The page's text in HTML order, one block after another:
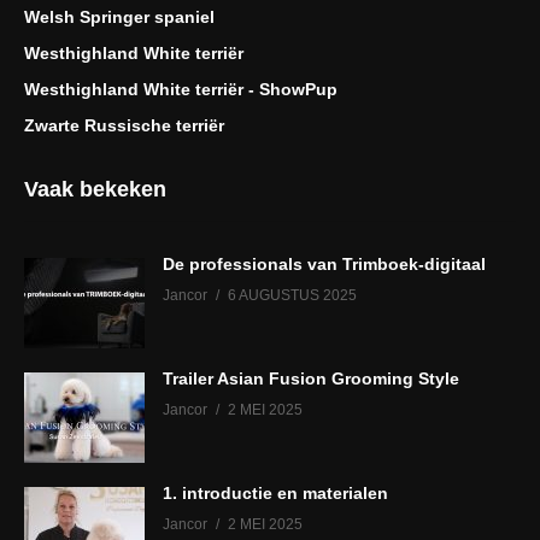
Welsh Springer spaniel
Westhighland White terriër
Westhighland White terriër - ShowPup
Zwarte Russische terriër
Vaak bekeken
De professionals van Trimboek-digitaal
Jancor 6 AUGUSTUS 2025
Trailer Asian Fusion Grooming Style
Jancor 2 MEI 2025
1. introductie en materialen
Jancor 2 MEI 2025